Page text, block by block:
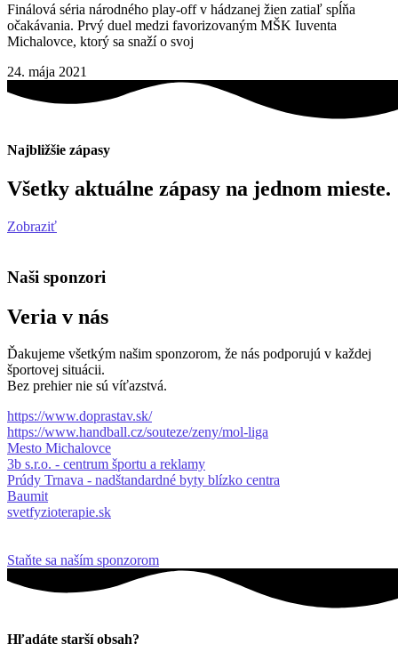
Finálová séria národného play-off v hádzanej žien zatiaľ spĺňa
očakávania. Prvý duel medzi favorizovaným MŠK Iuventa
Michalovce, ktorý sa snaží o svoj
24. mája 2021
Najbližšie zápasy
Všetky aktuálne zápasy na jednom mieste.
Zobraziť
Naši sponzori
Veria v nás
Ďakujeme všetkým našim sponzorom, že nás podporujú v každej
športovej situácii.
Bez prehier nie sú víťazstvá.
https://www.doprastav.sk/
https://www.handball.cz/souteze/zeny/mol-liga
Mesto Michalovce
3b s.r.o. - centrum športu a reklamy
Prúdy Trnava - nadštandardné byty blízko centra
Baumit
svetfyzioterapie.sk
Staňte sa naším sponzorom
Hľadáte starší obsah?